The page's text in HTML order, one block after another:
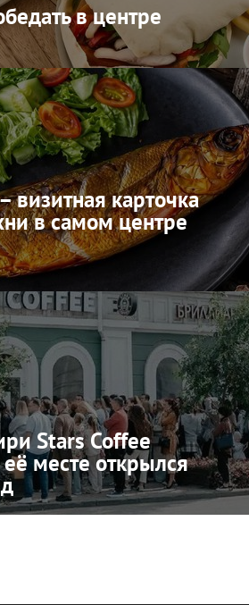
в центре
визитная карточка
в самом центре
Stars Coffee
месте открылся